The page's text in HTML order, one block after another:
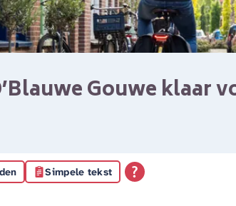
Gouwe klaar
Simpele tekst